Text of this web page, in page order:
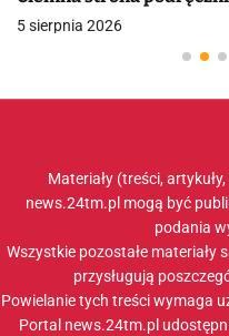
5 sierpnia 2026
Materiały (treści,
news.24tm.pl mogą być
podania
Wszystkie pozostałe
przysługują
Powielanie tych treści wymaga
Portal news.24tm.pl